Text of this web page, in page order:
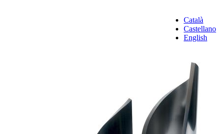
Català
Castellano
English